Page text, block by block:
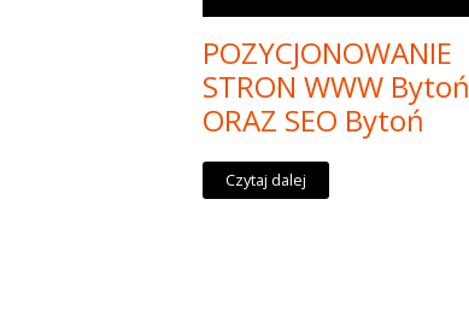
POZYCJONOWANIE
STRON WWW Bytoń
ORAZ SEO Bytoń
Czytaj dalej